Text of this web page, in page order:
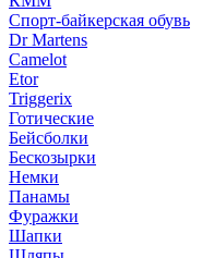
Спорт-байкерская обувь
Dr Martens
Camelot
Etor
Triggerix
Готические
Бейсболки
Бескозырки
Немки
Панамы
Фуражки
Шапки